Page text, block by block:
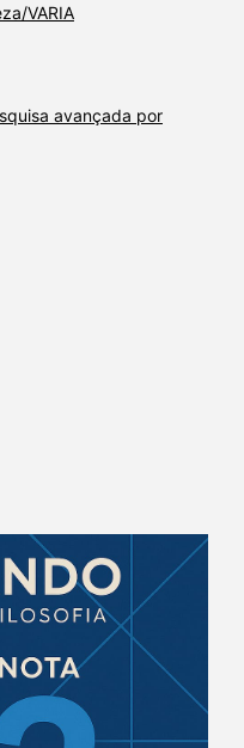
VARIA
avançada por